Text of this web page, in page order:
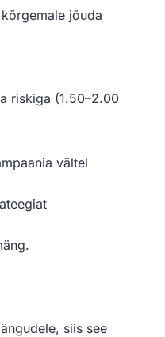
jõuda
riskiga (1.50–2.00
vältel
siis see